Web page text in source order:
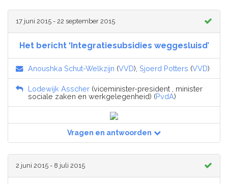
17 juni 2015 - 22 september 2015
Het bericht ‘Integratiesubsidies weggesluisd’
Anoushka Schut-Welkzijn (VVD), Sjoerd Potters (VVD)
Lodewijk Asscher (viceminister-president , minister
sociale zaken en werkgelegenheid) (PvdA)
Vragen en antwoorden
2 juni 2015 - 8 juli 2015